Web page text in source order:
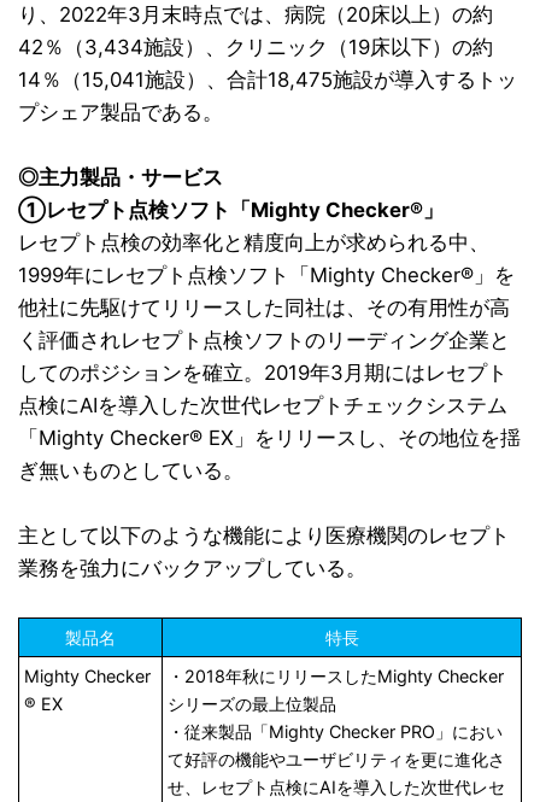
り、 2022年3月末時点では、病院（20床以上）の約
42％（3,434施設）、クリニック（19床以下）の約
14％（15,041施設）、合計18,475施設が導入するトッ
プシェア製品である。
◎主力製品・サービス
①レセプト点検ソフト「Mighty Checker®」
レセプト点検の効率化と精度向上が求められる中、
1999年にレセプト点検ソフト「Mighty Checker®」を
他社に先駆けてリリースした同社は、その有用性が高
く評価されレセプト点検ソフトのリーディング企業と
してのポジションを確立。2019年3月期にはレセプト
点検にAIを導入した次世代レセプトチェックシステム
「Mighty Checker® EX」をリリースし、その地位を揺
ぎ無いものとしている。
主として以下のような機能により医療機関のレセプト
業務を強力にバックアップしている。
製品名
特長
Mighty Checker
® EX
・2018年秋にリリースしたMighty Checker
シリーズの最上位製品
・従来製品「Mighty Checker PRO」におい
て好評の機能やユーザビリティを更に進化さ
せ、レセプト点検にAIを導入した次世代レセ